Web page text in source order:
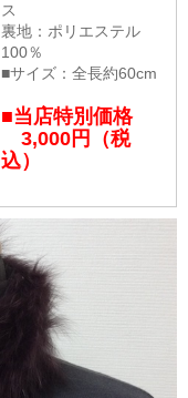
ス
裏地：ポリエステル
100％
■サイズ：全長約60cm
■当店特別価格
3,000円（税
込）